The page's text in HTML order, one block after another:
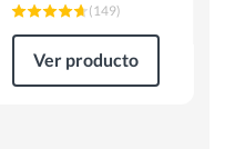
(149)
Ver producto